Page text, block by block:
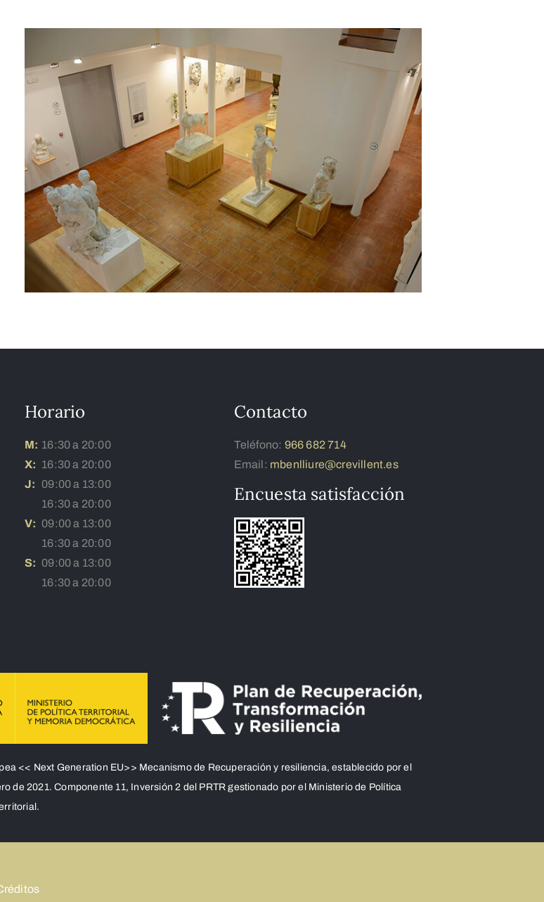
Horario
M: 16:30 a 20:00
X: 16:30 a 20:00
J:
09:00 a 13:00
16:30 a 20:00
V: 09:00 a 13:00
16:30 a 20:00
S: 09:00 a 13:00
16:30 a 20:00
Contacto
Teléfono: 966 682 714
Email: mbenlliure@crevillent.es
Encuesta satisfacción
<< Next Generation EU>> Mecanismo de Recuperación y resiliencia, establecido por el
de 2021. Componente 11, Inversión 2 del PRTR gestionado por el Ministerio de Política